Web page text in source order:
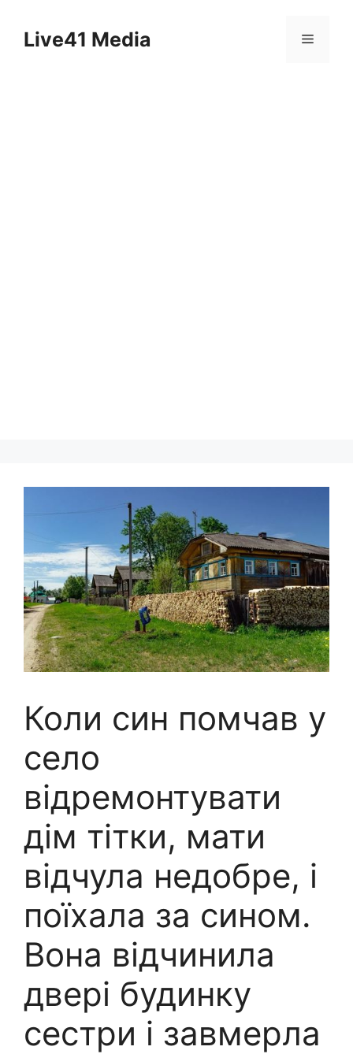
contentLive41 Media Menu
Коли син помчав у
село
відремонтувати
дім тітки, мати
відчула недобре, і
поїхала за сином.
Вона відчинила
двері будинку
сестри і завмерла